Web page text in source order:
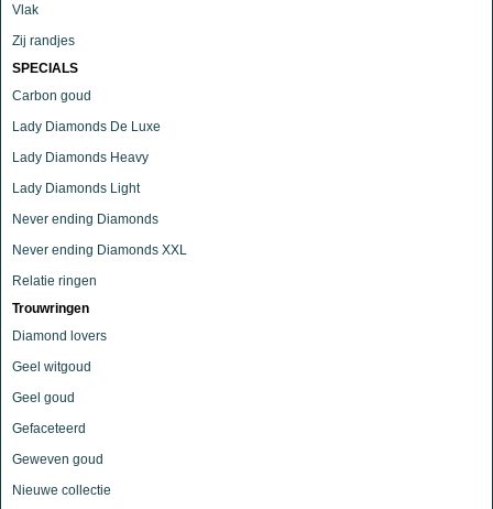
Vlak
Zij randjes
SPECIALS
Carbon goud
Lady Diamonds De Luxe
Lady Diamonds Heavy
Lady Diamonds Light
Never ending Diamonds
Never ending Diamonds XXL
Relatie ringen
Trouwringen
Diamond lovers
Geel witgoud
Geel goud
Gefaceteerd
Geweven goud
Nieuwe collectie